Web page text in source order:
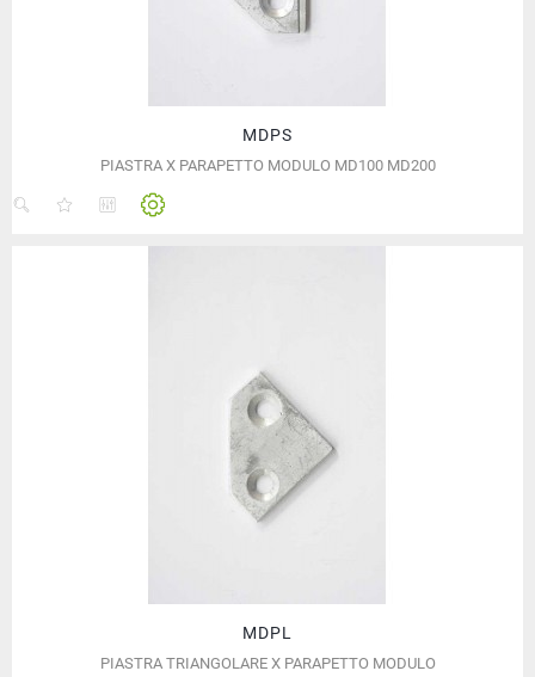
MDPS
PIASTRA X PARAPETTO MODULO MD100 MD200
MDPL
PIASTRA TRIANGOLARE X PARAPETTO MODULO